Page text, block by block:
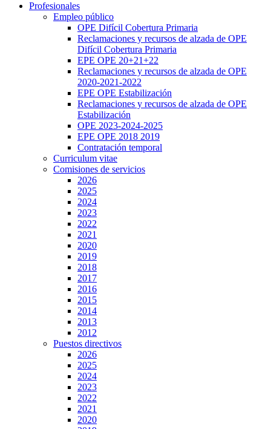
Profesionales
Empleo público
OPE Difícil Cobertura Primaria
Reclamaciones y recursos de alzada de OPE
Difícil Cobertura Primaria
EPE OPE 20+21+22
Reclamaciones y recursos de alzada de OPE
2020-2021-2022
EPE OPE Estabilización
Reclamaciones y recursos de alzada de OPE
Estabilización
OPE 2023-2024-2025
EPE OPE 2018 2019
Contratación temporal
Curriculum vitae
Comisiones de servicios
2026
2025
2024
2023
2022
2021
2020
2019
2018
2017
2016
2015
2014
2013
2012
Puestos directivos
2026
2025
2024
2023
2022
2021
2020